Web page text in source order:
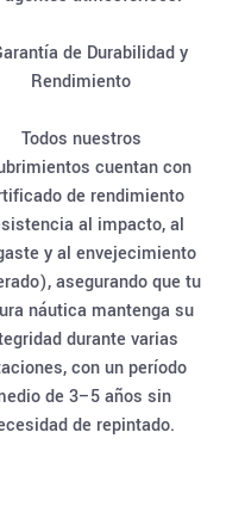
de Durabilidad y
Rendimiento
Todos nuestros
cuentan con
de rendimiento
al impacto, al
y al envejecimiento
asegurando que tu
náutica mantenga su
durante varias
con un período
de 3–5 años sin
de repintado.